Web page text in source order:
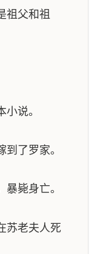
祖父和祖
说。
了罗家。
毙身亡。
苏老夫人死